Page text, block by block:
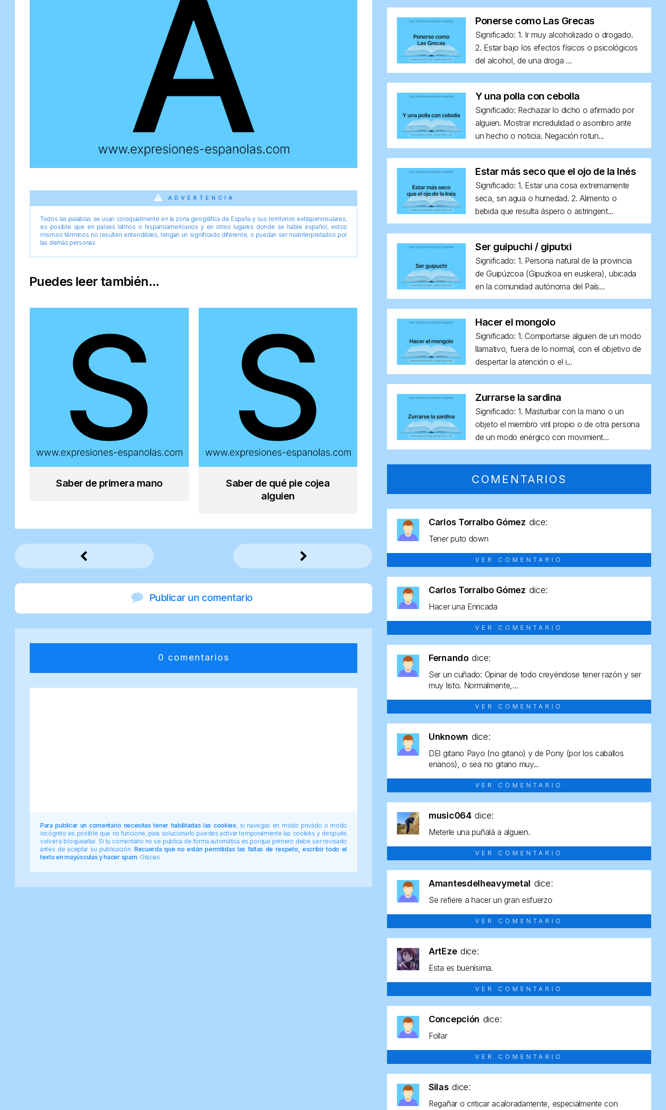
ADVERTENCIA
Todos las palabras se usan coloquialmente en la zona geográfica de España y sus territorios extrapeninsulares,
es posible que en países latinos o hispanoamericanos y en otros lugares donde se hable español, estos
mismos términos no resulten entendibles, tengan un significado diferente, o puedan ser malinterpretados por
las demás personas
Puedes leer también...
Saber de primera mano
Saber de qué pie cojea
alguien
Publicar un comentario
0 comentarios
Para publicar un comentario necesitas tener habilitadas las cookies , si navegas en modo privado o modo
incógnito es posible que no funcione, para solucionarlo puedes activar temporalmente las cookies y después
volver a bloquearlas. Si tu comentario no se publica de forma automática es porque primero debe ser revisado
antes de aceptar su publicación. Recuerda que no están permitidas las faltas de respeto, escribir todo el
texto en mayúsculas y hacer spam. Gracias.
Ponerse como Las Grecas
Significado: 1. Ir muy alcoholizado o drogado.
2. Estar bajo los efectos físicos o psicológicos
del alcohol, de una droga ...
Y una polla con cebolla
Significado: Rechazar lo dicho o afirmado por
alguien. Mostrar incredulidad o asombro ante
un hecho o noticia. Negación rotun...
Estar más seco que el ojo de la Inés
Significado: 1. Estar una cosa extremamente
seca, sin agua o humedad. 2. Alimento o
bebida que resulta áspero o astringent...
Ser guipuchi / giputxi
Significado: 1. Persona natural de la provincia
de Guipúzcoa (Gipuzkoa en euskera), ubicada
en la comunidad autónoma del País...
Hacer el mongolo
Significado: 1. Comportarse alguien de un modo
llamativo, fuera de lo normal, con el objetivo de
despertar la atención o el i...
Zurrarse la sardina
Significado: 1. Masturbar con la mano o un
objeto el miembro viril propio o de otra persona
de un modo enérgico con movimient...
COMENTARIOS
Carlos Torralbo Gómez dice:
Tener puto down
VER COMENTARIO
Carlos Torralbo Gómez dice:
Hacer una Enricada
VER COMENTARIO
Fernando dice:
Ser un cuñado: Opinar de todo creyéndose tener razón y ser
muy listo. Normalmente,...
VER COMENTARIO
Unknown dice:
DEl gitano Payo (no gitano) y de Pony (por los caballos
enanos), o sea no gitano muy...
VER COMENTARIO
music064 dice:
Meterle una puñalá a alguien.
VER COMENTARIO
Amantesdelheavymetal dice:
Se refiere a hacer un gran esfuerzo
VER COMENTARIO
ArtEze dice:
Esta es buenísima.
VER COMENTARIO
Concepción dice:
Follar
VER COMENTARIO
Silas dice:
Regañar o criticar acaloradamente, especialmente con